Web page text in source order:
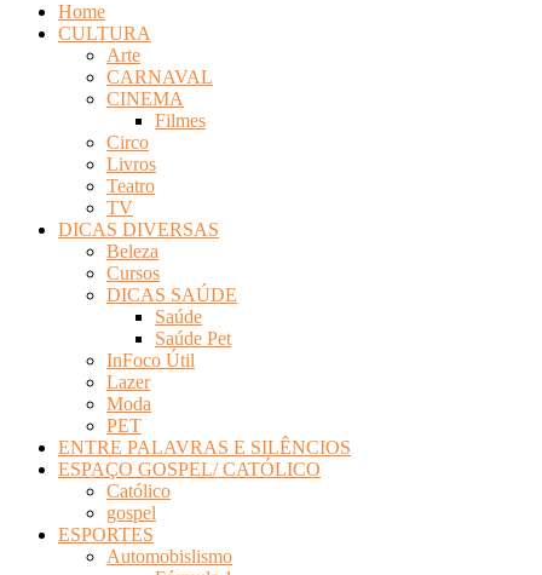
Home
CULTURA
Arte
CARNAVAL
CINEMA
Filmes
Circo
Livros
Teatro
TV
DICAS DIVERSAS
Beleza
Cursos
DICAS SAÚDE
Saúde
Saúde Pet
InFoco Útil
Lazer
Moda
PET
ENTRE PALAVRAS E SILÊNCIOS
ESPAÇO GOSPEL/ CATÓLICO
Católico
gospel
ESPORTES
Automobislismo